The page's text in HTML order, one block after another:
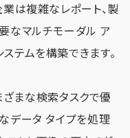
業は複雑なレポート、製
なマルチモーダル ア
テムを構築できます。
まな検索タスクで優
データ タイプを処理